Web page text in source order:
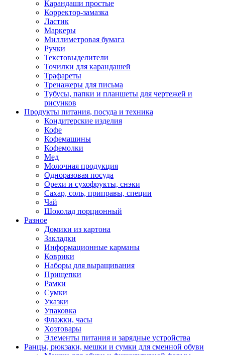
Карандаши простые
Корректор-замазка
Ластик
Маркеры
Миллиметровая бумага
Ручки
Текстовыделители
Точилки для карандашей
Трафареты
Тренажеры для письма
Тубусы, папки и планшеты для чертежей и
рисунков
Продукты питания, посуда и техника
Кондитерские изделия
Кофе
Кофемашины
Кофемолки
Мед
Молочная продукция
Одноразовая посуда
Орехи и сухофрукты, снэки
Сахар, соль, приправы, специи
Чай
Шоколад порционный
Разное
Домики из картона
Закладки
Информационные карманы
Коврики
Наборы для выращивания
Прищепки
Рамки
Сумки
Указки
Упаковка
Флажки, часы
Хозтовары
Элементы питания и зарядные устройства
Ранцы, рюкзаки, мешки и сумки для сменной обуви